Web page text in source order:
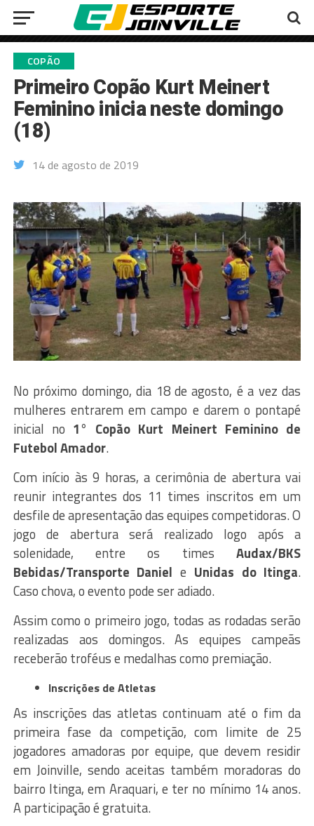
COPÃO
Primeiro Copão Kurt Meinert
Feminino inicia neste domingo
(18)
14 de agosto de 2019
No próximo domingo, dia 18 de agosto, é a vez das
mulheres entrarem em campo e darem o pontapé
inicial no 1° Copão Kurt Meinert Feminino de
Futebol Amador.
Com início às 9 horas, a cerimônia de abertura vai
reunir integrantes dos 11 times inscritos em um
desfile de apresentação das equipes competidoras. O
jogo de abertura será realizado logo após a
solenidade, entre os timesAudax/BKS
Bebidas/Transporte Daniel e Unidas do Itinga.
Caso chova, o evento pode ser adiado.
Assim como o primeiro jogo, todas as rodadas serão
realizadas aos domingos. As equipes campeãs
receberão troféus e medalhas como premiação.
Inscrições de Atletas
As inscrições das atletas continuam até o fim da
primeira fase da competição, com limite de 25
jogadores amadoras por equipe, que devem residir
em Joinville, sendo aceitas também moradoras do
bairro Itinga, em Araquari, e ter no mínimo 14 anos.
A participação é gratuita.